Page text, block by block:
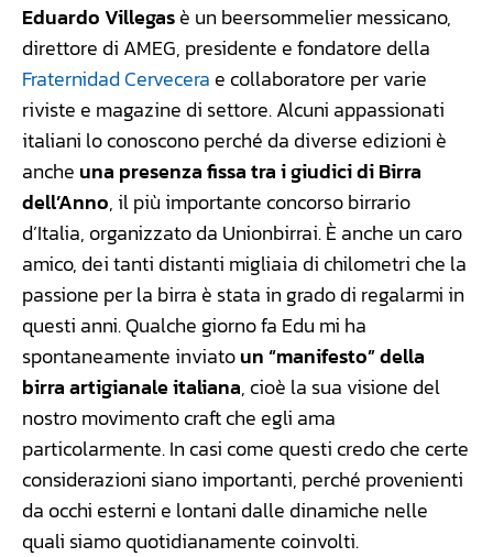
Eduardo Villegasè un beersommelier messicano,
direttore di AMEG, presidente e fondatore della
Fraternidad Cervecera e collaboratore per varie
riviste e magazine di settore. Alcuni appassionati
italiani lo conoscono perché da diverse edizioni è
anche una presenza fissa tra i giudici di Birra
dell’Anno, il più importante concorso birrario
d’Italia, organizzato da Unionbirrai. È anche un caro
amico, dei tanti distanti migliaia di chilometri che la
passione per la birra è stata in grado di regalarmi in
questi anni. Qualche giorno fa Edu mi ha
spontaneamente inviatoun “manifesto” della
birra artigianale italiana, cioè la sua visione del
nostro movimento craft che egli ama
particolarmente. In casi come questi credo che certe
considerazioni siano importanti, perché provenienti
da occhi esterni e lontani dalle dinamiche nelle
quali siamo quotidianamente coinvolti.